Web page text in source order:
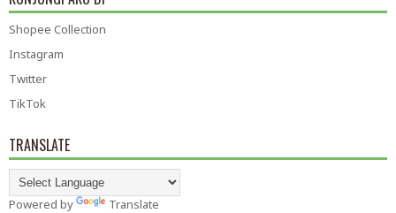
Shopee Collection
Instagram
Twitter
TikTok
TRANSLATE
Powered by Translate